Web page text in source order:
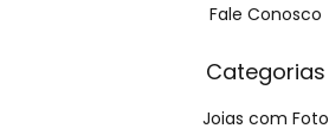
Fale Conosco
Categorias
Joias com Foto